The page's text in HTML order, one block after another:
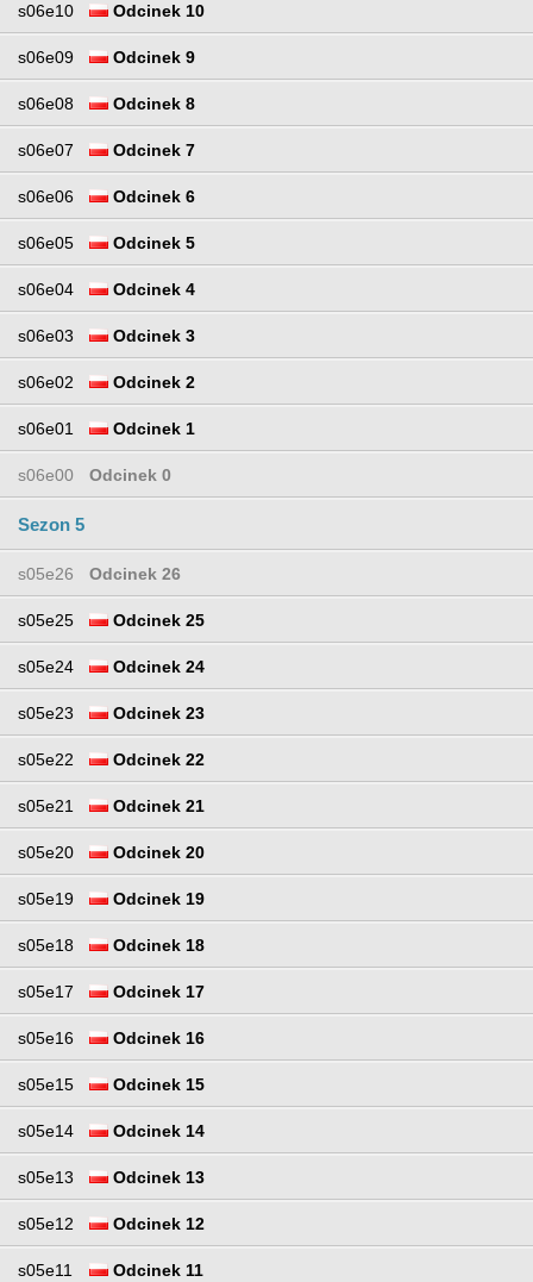
s06e10 Odcinek 10
s06e09 Odcinek 9
s06e08 Odcinek 8
s06e07 Odcinek 7
s06e06 Odcinek 6
s06e05 Odcinek 5
s06e04 Odcinek 4
s06e03 Odcinek 3
s06e02 Odcinek 2
s06e01 Odcinek 1
s06e00 Odcinek 0
Sezon 5
s05e26 Odcinek 26
s05e25 Odcinek 25
s05e24 Odcinek 24
s05e23 Odcinek 23
s05e22 Odcinek 22
s05e21 Odcinek 21
s05e20 Odcinek 20
s05e19 Odcinek 19
s05e18 Odcinek 18
s05e17 Odcinek 17
s05e16 Odcinek 16
s05e15 Odcinek 15
s05e14 Odcinek 14
s05e13 Odcinek 13
s05e12 Odcinek 12
s05e11 Odcinek 11